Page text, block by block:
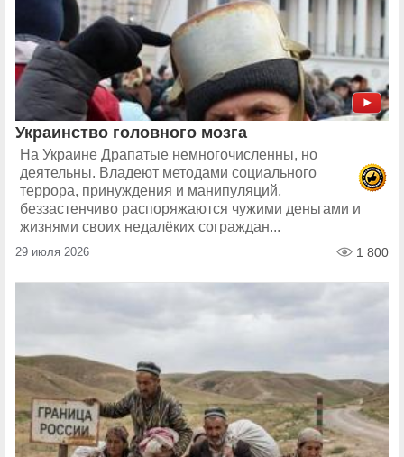
Украинство головного мозга
На Украине Драпатые немногочисленны, но
деятельны. Владеют методами социального
террора, принуждения и манипуляций,
беззастенчиво распоряжаются чужими деньгами и
жизнями своих недалёких сограждан...
29 июля 2026 1 800